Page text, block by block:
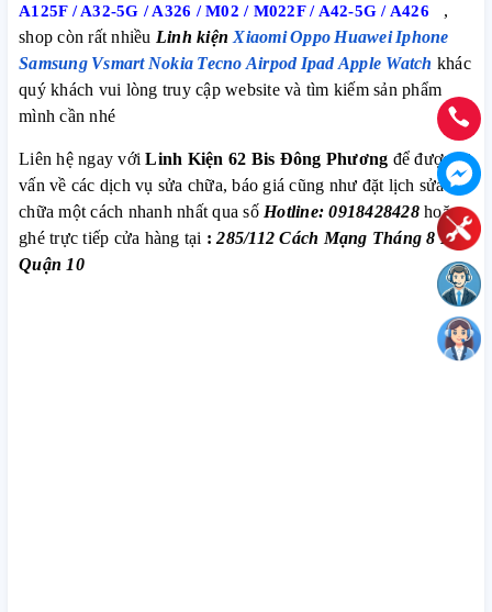
A125F / A32-5G / A326 / M02 / M022F / A42-5G / A426 ,
shop còn rất nhiều Linh kiện XiaomiOppo Huawei Iphone
Samsung Vsmart Nokia Tecno Airpod Ipad Apple Watch khác
quý khách vui lòng truy cập website và tìm kiếm sản phẩm
mình cần nhé
Liên hệ ngay vớiLinh Kiện 62 Bis Đông Phương để được tư
vấn về các dịch vụ sửa chữa, báo giá cũng như đặt lịch sửa
chữa một cách nhanh nhất qua số Hotline: 0918428428hoặc
ghé trực tiếp cửa hàng tại :285/112 Cách Mạng Tháng 8 P.12
Quận 10